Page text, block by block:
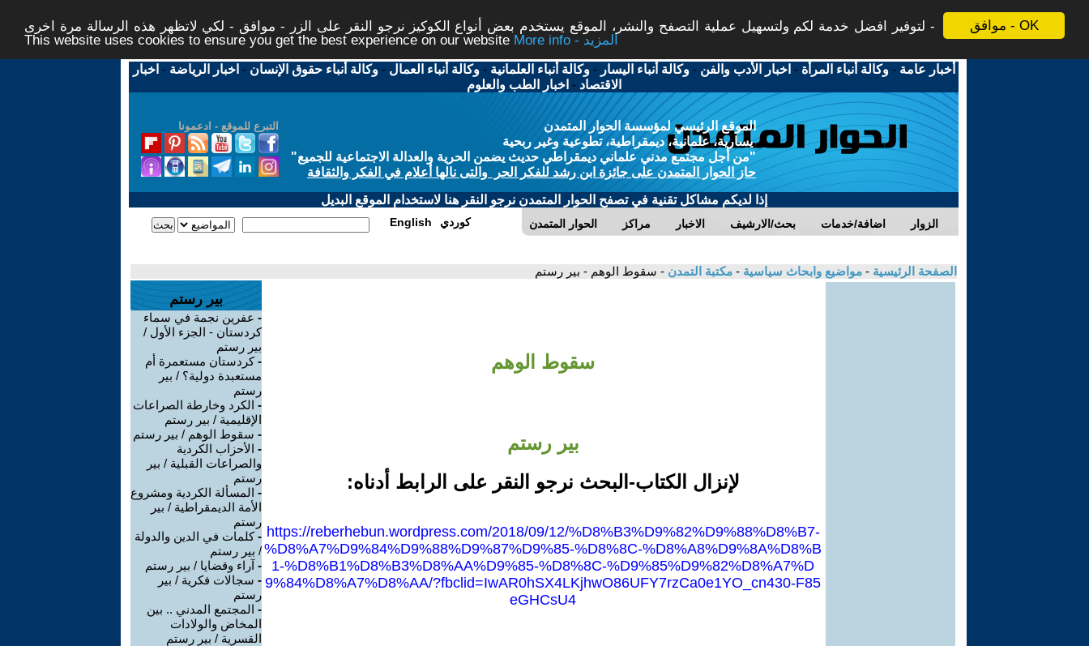
موافق - OK
لتوفير افضل خدمة لكم ولتسهيل عملية التصفح والنشر، الموقع يستخدم بعض أنواع الكوكيز نرجو النقر على الزر - موافق - لكي لاتظهر هذه الرسالة مرة اخرى -
This website uses cookies to ensure you get the best experience on our website
More info - المزيد
أخبار عامة -وكالة أنباء المرأة - اخبار الأدب والفن -وكالة أنباء اليسار -وكالة أنباء العلمانية -وكالة أنباء العمال -وكالة أنباء حقوق الإنسان - اخبار الرياضة - اخبار
الاقتصاد - اخبار الطب والعلوم
التبرع للموقع - ادعمونا
الموقع الرئيسي لمؤسسة الحوار المتمدن
يسارية، علمانية، ديمقراطية، تطوعية وغير ربحية
"من أجل مجتمع مدني علماني ديمقراطي حديث يضمن الحرية والعدالة الاجتماعية للجميع"
حاز الحوار المتمدن على جائزة ابن رشد للفكر الحر والتى نالها أعلام في الفكر والثقافة
إذا لديكم مشاكل تقنية في تصفح الحوار المتمدن نرجو النقر هنا لاستخدام الموقع البديل
الحوار المتمدن مراكز الاخبار بحث/الارشيف اضافة/خدمات الزوار English كوردي
الصفحة الرئيسية - مواضيع وابحاث سياسية - مكتبة التمدن - سقوط الوهم - بير رستم
سقوط الوهم
بير رستم
لإنزال الكتاب-البحث نرجو النقر على الرابط أدناه:
https://reberhebun.wordpress.com/2018/09/12/%D8%B3%D9%82%D9%88%D8%B7-
%D8%A7%D9%84%D9%88%D9%87%D9%85-%D8%8C-%D8%A8%D9%8A%D8%B
1-%D8%B1%D8%B3%D8%AA%D9%85-%D8%8C-%D9%85%D9%82%D8%A7%D
9%84%D8%A7%D8%AA/?fbclid=IwAR0hSX4LKjhwO86UFY7rzCa0e1YO_cn430-F85
eGHCsU4
بير رستم
- عفرين نجمة في سماء
كردستان - الجزء الأول /
بير رستم
-كردستان مستعمرة أم
مستعبدة دولية؟ / بير
رستم
- الكرد وخارطة الصراعات
الإقليمية / بير رستم
- سقوط الوهم / بير رستم
- الأحزاب الكردية
والصراعات القبلية / بير
رستم
- المسألة الكردية ومشروع
الأمة الديمقراطية / بير
رستم
-كلمات في الدين والدولة
/ بير رستم
- آراء وقضايا / بير رستم
- سجالات فكرية / بير
رستم
- المجتمع المدني .. بين
المخاض والولادات
القسرية / بير رستم